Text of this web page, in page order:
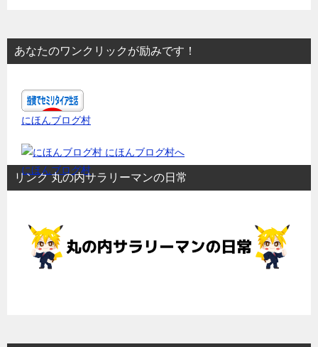
あなたのワンクリックが励みです！
にほんブログ村
にほんブログ村
リンク 丸の内サラリーマンの日常